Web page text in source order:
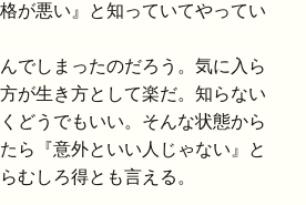
が悪い』と知っていてやってい
でしまったのだろう。気に入ら
が生き方として楽だ。知らない
どうでもいい。そんな状態から
ら『意外といい人じゃない』と
むしろ得とも言える。